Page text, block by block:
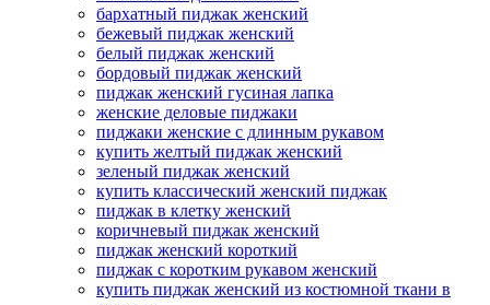
бархатный пиджак женский
бежевый пиджак женский
белый пиджак женский
бордовый пиджак женский
пиджак женский гусиная лапка
женские деловые пиджаки
пиджаки женские с длинным рукавом
купить желтый пиджак женский
зеленый пиджак женский
купить классический женский пиджак
пиджак в клетку женский
коричневый пиджак женский
пиджак женский короткий
пиджак с коротким рукавом женский
купить пиджак женский из костюмной ткани в